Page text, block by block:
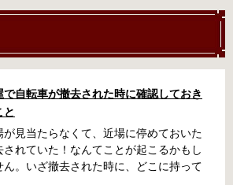
で自転車が撤去された時に確認しておき
と
が見当たらなくて、近場に停めておいた
されていた！なんてことが起こるかもし
ん。いざ撤去された時に、どこに持って